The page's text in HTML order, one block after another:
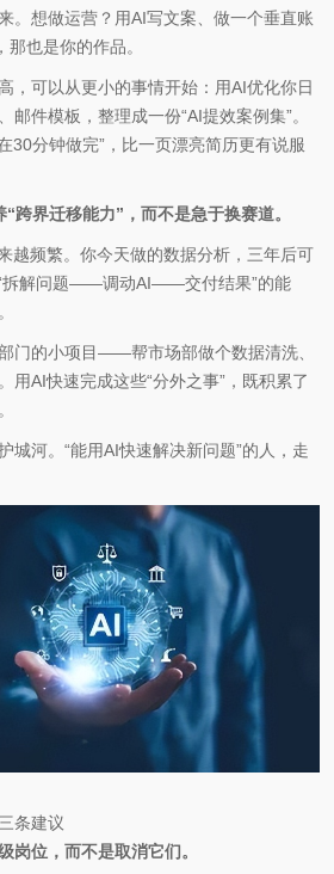
。想做运营？用AI写文案、做一个垂直账
也是你的作品。
，可以从更小的事情开始：用AI优化你日
邮件模板，整理成一份“AI提效案例集”。
30分钟做完”，比一页漂亮简历更有说服
跨界迁移能力”，而不是急于换赛道。
越频繁。你今天做的数据分析，三年后可
拆解问题——调动AI——交付结果”的能
门的小项目——帮市场部做个数据清洗、
用AI快速完成这些“分外之事”，既积累了
城河。“能用AI快速解决新问题”的人，走
条建议
岗位，而不是取消它们。